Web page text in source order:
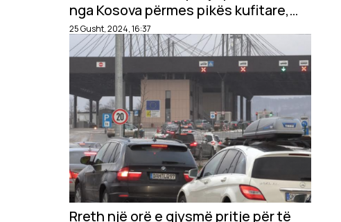
nga Kosova përmes pikës kufitare,
Dheu i Bardhë
25 Gusht, 2024, 16:37
Rreth një orë e gjysmë pritje për të